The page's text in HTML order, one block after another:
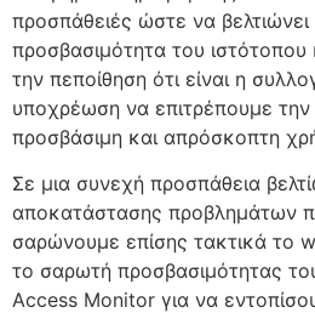
προσπάθειές ώστε να
προσβασιμότητα του
την πεποίθηση ότι είναι η
υποχρέωση να επιτρέπουμε
προσβάσιμη και απρόσκοπτη
Σε μια συνεχή προσπάθεια
αποκατάστασης προβλημάτων
σαρώνουμε επίσης τακτικά το
το σαρωτή προσβασιμότητας
Access Monitor για να